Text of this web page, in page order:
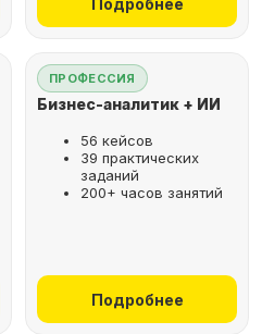
ПРОФЕССИЯ
Бизнес-аналитик + ИИ
56 кейсов
39 практических
заданий
200+ часов занятий
Подробнее